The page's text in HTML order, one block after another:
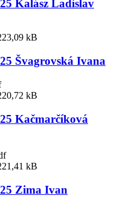
Kalász Ladislav
kB
Švagrovská Ivana
kB
Kačmarčíková
kB
Zima Ivan